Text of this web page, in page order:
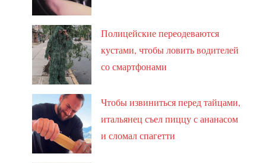
Полицейские переодеваются
кустами, чтобы ловить водителей
со смартфонами
Чтобы извиниться перед тайцами,
итальянец съел пиццу с ананасом
и сломал спагетти